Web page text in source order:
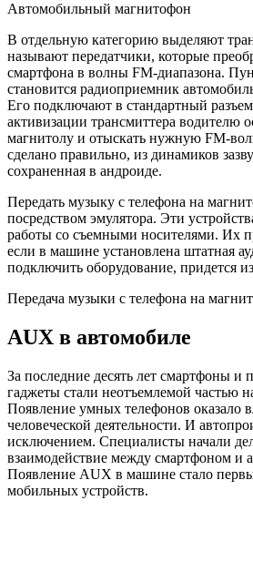
Автомобильный магнитофон
В отдельную категорию выделяют
называют передатчики, которые
смартфона в волны FM-диапазона.
становится радиоприемник
Его подключают в стандартный
активизации трансмиттера водителю
магнитолу и отыскать нужную FM-
сделано правильно, из динамиков
сохраненная в андроиде.
Передать музыку с телефона на
посредством эмулятора. Эти
работы со съемными носителями. Их
если в машине установлена штатная
подключить оборудование, придется
Передача музыки с телефона на
AUX в автомобиле
За последние десять лет смартфоны и
гаджеты стали неотъемлемой частью
Появление умных телефонов оказало
человеческой деятельности. И
исключением. Специалисты начали
взаимодействие между смартфоном и
Появление AUX в машине стало
мобильных устройств.